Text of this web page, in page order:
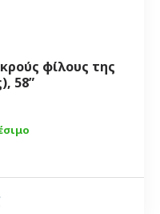
φίλους της
58”